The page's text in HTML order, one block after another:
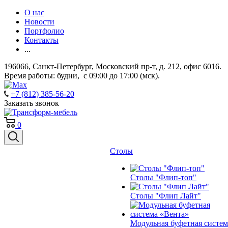
О нас
Новости
Портфолио
Контакты
...
196066, Санкт-Петербург, Московский пр-т, д. 212, офис 6016.
Время работы: будни, с 09:00 до 17:00 (мск).
+7 (812) 385-56-20
Заказать звонок
0
Столы
Столы "Флип-топ"
Столы "Флип Лайт"
Модульная буфетная